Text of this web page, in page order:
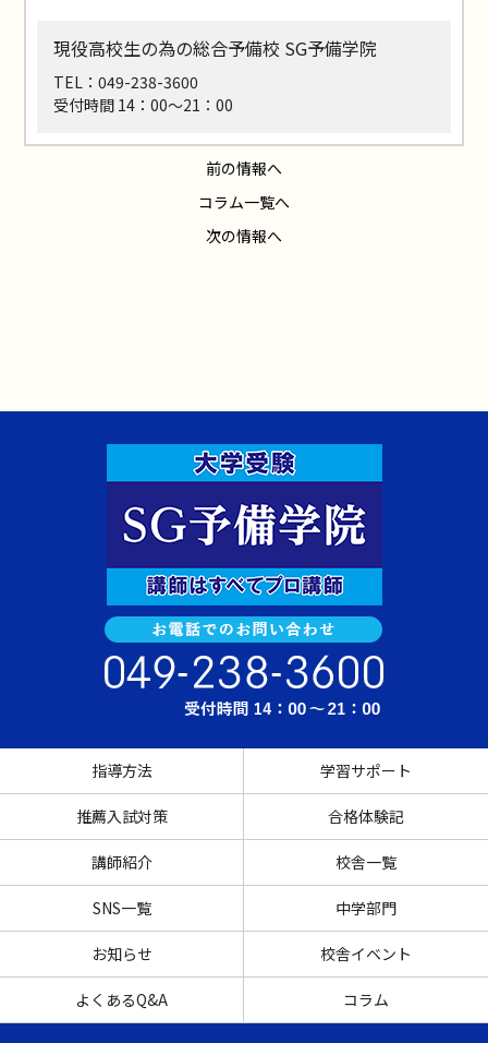
現役高校生の為の総合予備校 SG予備学院
TEL：049-238-3600
受付時間 14：00～21：00
前の情報へ
コラム一覧へ
次の情報へ
指導方法 学習サポート
推薦入試対策 合格体験記
講師紹介 校舎一覧
SNS一覧 中学部門
お知らせ 校舎イベント
よくあるQ&A コラム